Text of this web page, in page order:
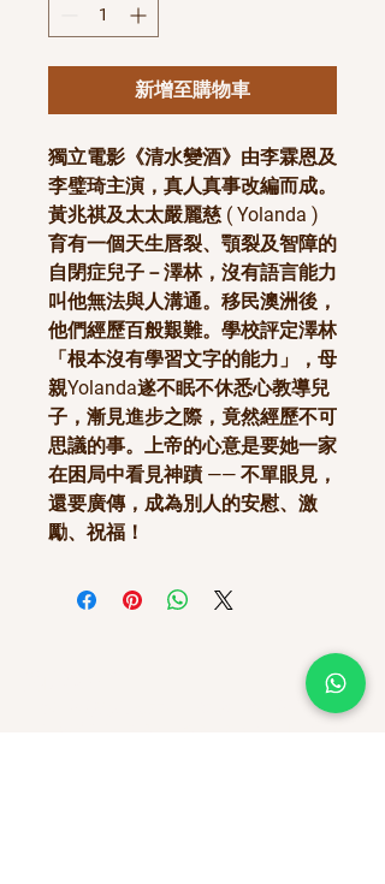
新增至購物車
獨立電影《清水變酒》由李霖恩及
李璧琦主演，真人真事改編而成。
黃兆祺及太太嚴麗慈 ( Yolanda )
育有一個天生唇裂、顎裂及智障的
自閉症兒子－澤林，沒有語言能力
叫他無法與人溝通。移民澳洲後，
他們經歷百般艱難。學校評定澤林
「根本沒有學習文字的能力」，母
親Yolanda遂不眠不休悉心教導兒
子，漸見進步之際，竟然經歷不可
思議的事。上帝的心意是要她一家
在困局中看見神蹟 —— 不單眼見，
還要廣傳，成為別人的安慰、激
勵、祝福！
「努力試課程訓練中心」(簡稱「努力試中心」)